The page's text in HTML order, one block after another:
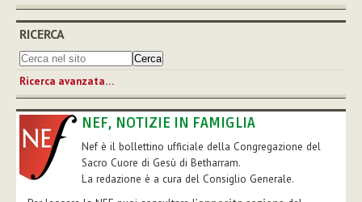
RICERCA
Ricerca avanzata…
NEF, NOTIZIE IN FAMIGLIA
Nef è il bollettino ufficiale della Congregazione del
Sacro Cuore di Gesù di Betharram.
La redazione è a cura del Consiglio Generale.